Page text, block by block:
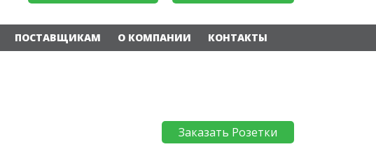
ПОСТАВЩИКАМ О КОМПАНИИ КОНТАКТЫ
Заказать Розетки